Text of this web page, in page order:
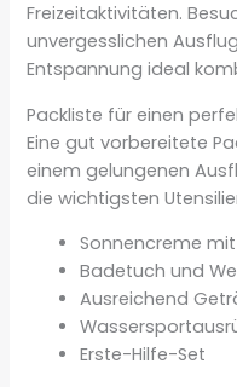
Freizeitaktivitäten.
unvergesslichen
Entspannung ideal
Packliste für einen
Eine gut vorbereitete
einem gelungenen
die wichtigsten
Sonnencreme
Badetuch und
Ausreichend
Erste-Hilfe-Set